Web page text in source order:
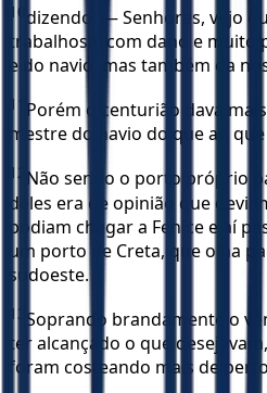
10 dizendo: — Senhores, vejo
trabalhosa, com dano e muito
e do navio, mas também da
11
Porém o centurião dava
mestre do navio do que ao que
12 Não sendo o porto próprio
deles era de opinião que
podiam chegar a Fenice e aí
um porto de Creta, que olha
sudoeste.
13 Soprando brandamente o
ter alcançado o que
foram costeando mais de